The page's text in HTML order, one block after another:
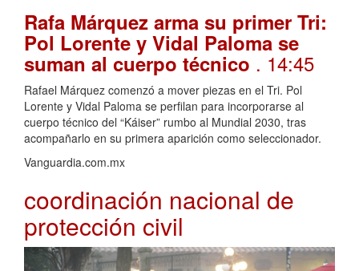
Rafa Márquez arma su primer Tri:
Pol Lorente y Vidal Paloma se
suman al cuerpo técnico . 14:45
Rafael Márquez comenzó a mover piezas en el Tri. Pol
Lorente y Vidal Paloma se perfilan para incorporarse al
cuerpo técnico del “Káiser” rumbo al Mundial 2030, tras
acompañarlo en su primera aparición como seleccionador.
Vanguardia.com.mx
coordinación nacional de
protección civil